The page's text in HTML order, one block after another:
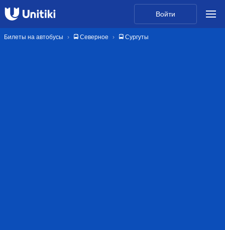
Войти
Билеты на автобусы 🚍 Северное 🚍 Сургуты